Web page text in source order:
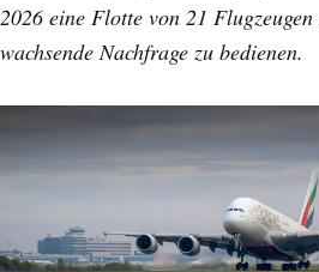
2026 eine Flotte von 21
wachsende Nachfrage zu bedienen.